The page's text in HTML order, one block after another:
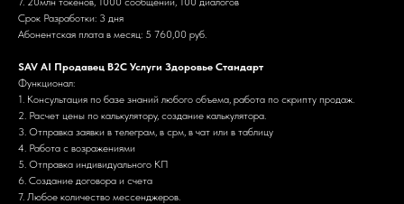
Срок Разработки: 3 дня
Абонентская плата в месяц: 5 760,00 руб.
SAV AI Продавец B2C Услуги Здоровье Стандарт
Функционал:
1. Консультация по базе знаний любого объема, работа по скрипту продаж.
2. Расчет цены по калькулятору, создание калькулятора.
3. Отправка заявки в телеграм, в срм, в чат или в таблицу
4. Работа с возражениями
5. Отправка индивидуального КП
6. Создание договора и счета
7. Любое количество мессенджеров.